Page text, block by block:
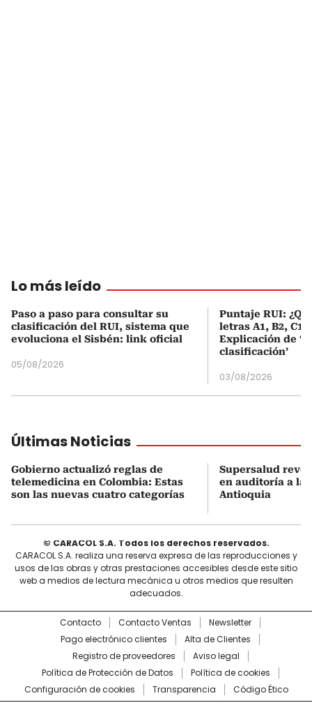
Lo más leído
Paso a paso para consultar su
clasificación del RUI, sistema que
evoluciona el Sisbén: link oficial
05/08/2026
Puntaje RUI:
letras A1, B2, C1
Explicación de
clasificación’
03/08/2026
Últimas Noticias
Gobierno actualizó reglas de
telemedicina en Colombia: Estas
son las nuevas cuatro categorías
Supersalud
en auditoría a la
Antioquia
© CARACOL S.A. Todos los derechos reservados.
CARACOL S.A. realiza una reserva expresa de las reproducciones y
usos de las obras y otras prestaciones accesibles desde este sitio
web a medios de lectura mecánica u otros medios que resulten
adecuados.
Contacto Contacto Ventas
Newsletter
Pago electrónico clientes
Alta de Clientes
Registro de proveedores
Aviso legal
Política de Protección de Datos
Política de cookies
Configuración de cookies
Transparencia Código Ético